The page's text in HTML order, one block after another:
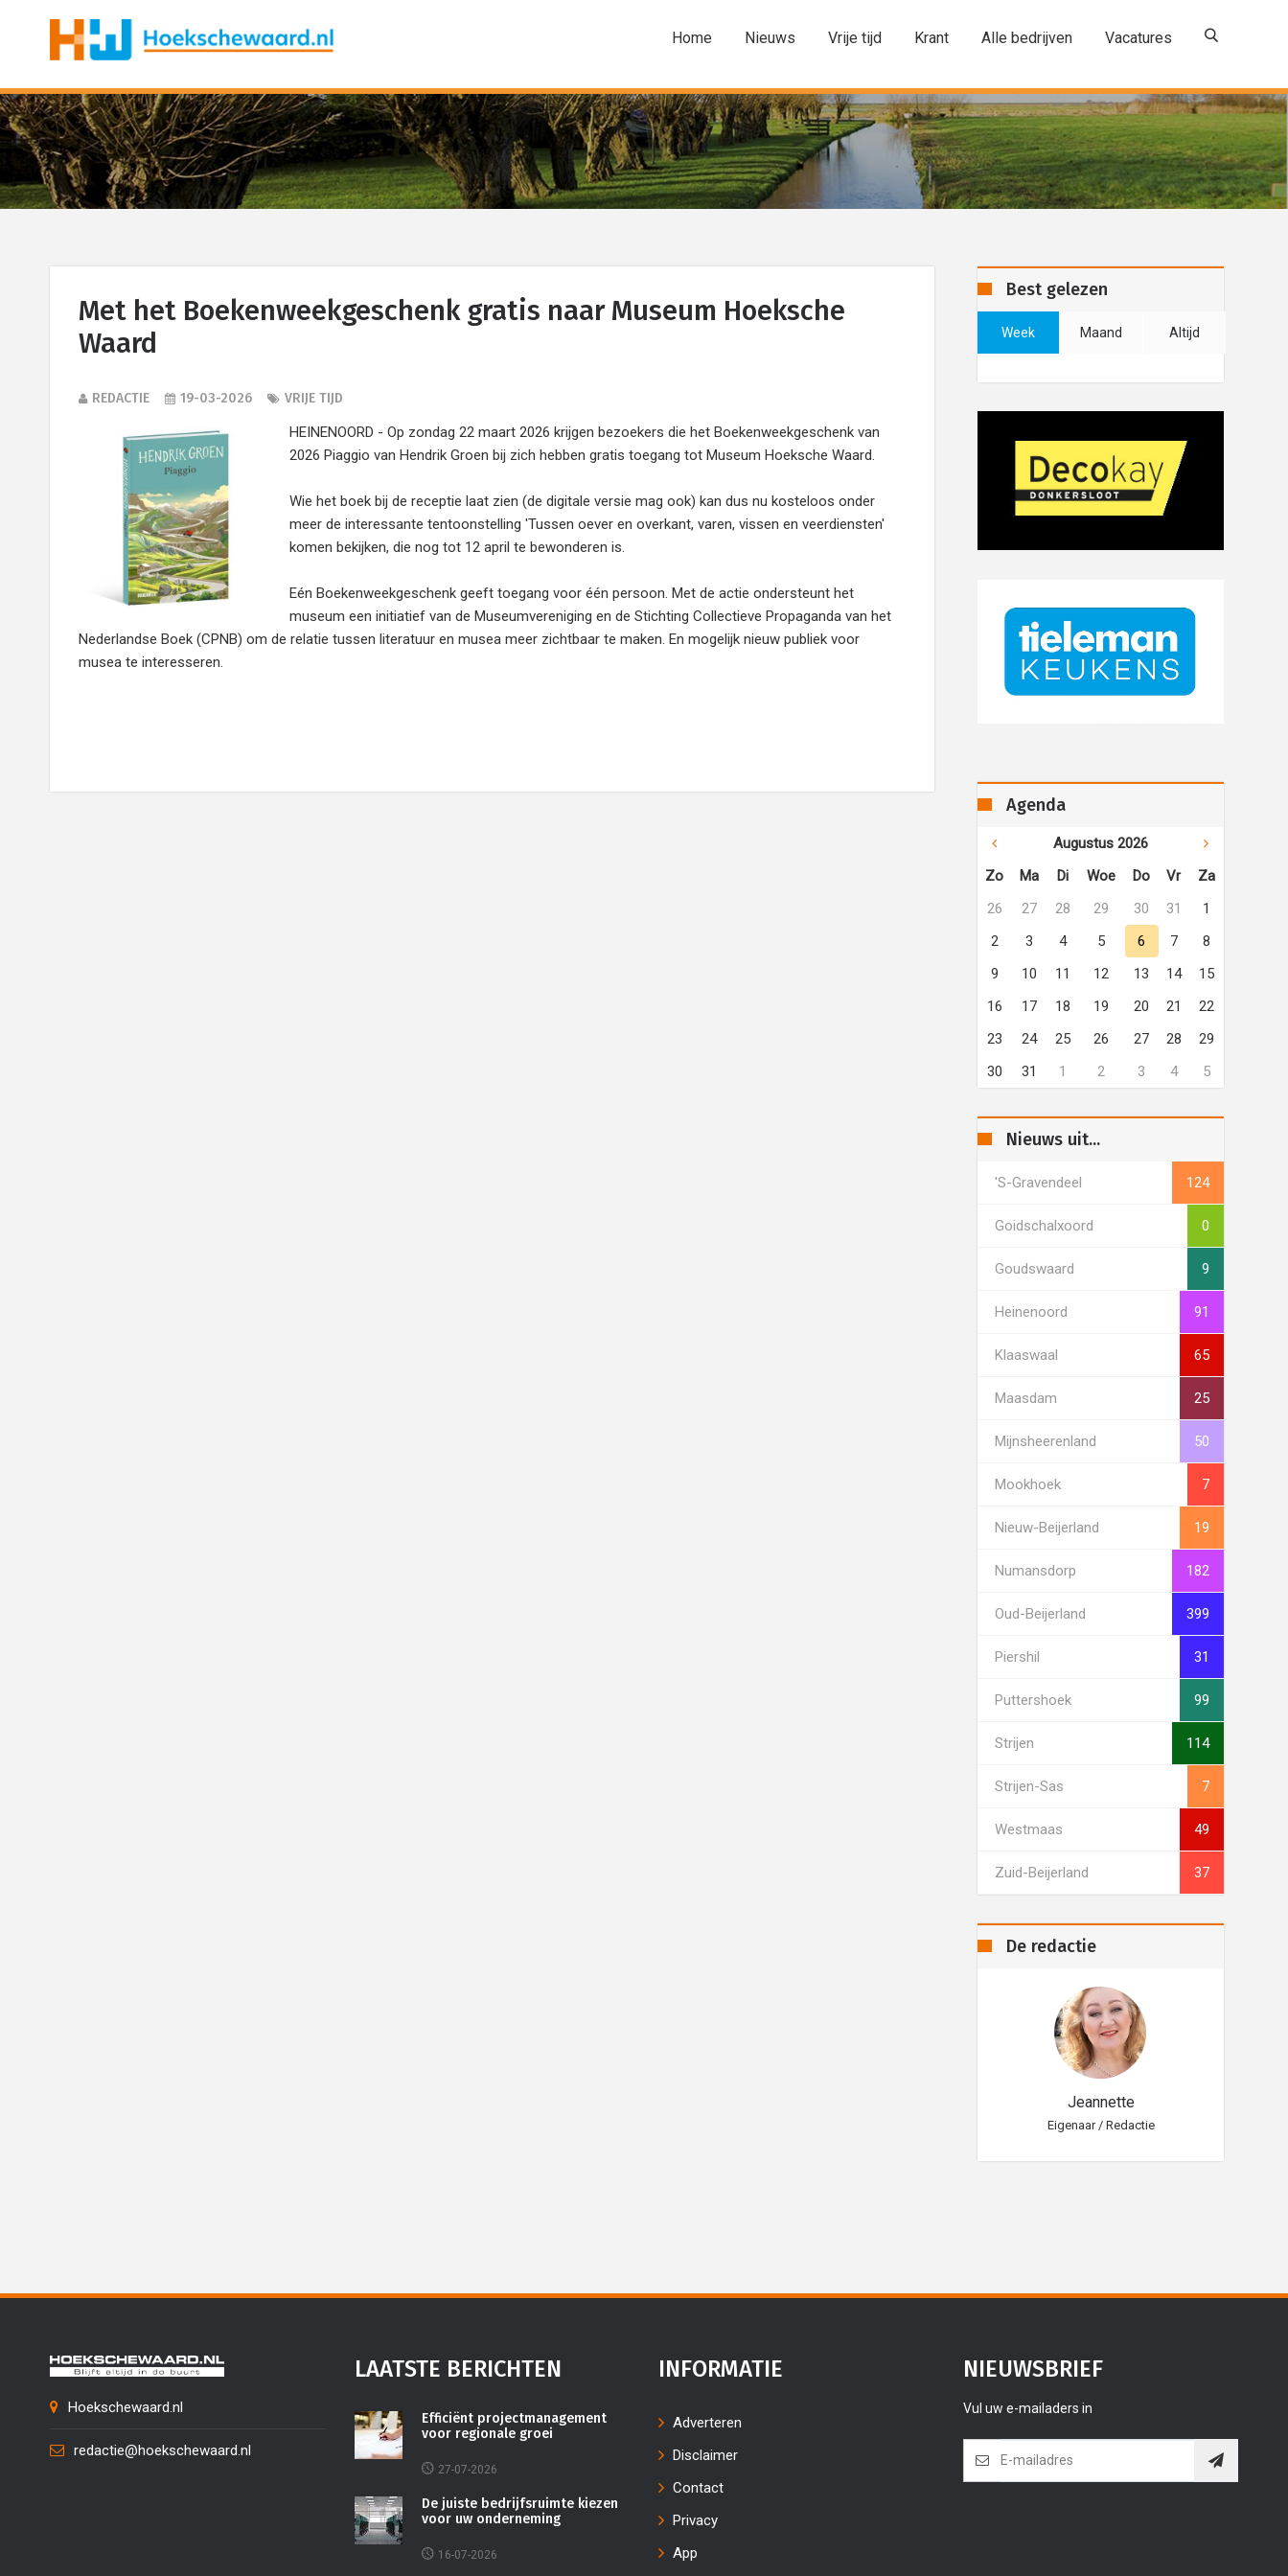
Home Nieuws Vrije tijd Krant Alle bedrijven Vacatures
Met het Boekenweekgeschenk gratis naar Museum Hoeksche
Waard
REDACTIE 19-03-2026 VRIJE TIJD
HEINENOORD - Op zondag 22 maart 2026 krijgen bezoekers die het Boekenweekgeschenk van
2026 Piaggio van Hendrik Groen bij zich hebben gratis toegang tot Museum Hoeksche Waard.
Wie het boek bij de receptie laat zien (de digitale versie mag ook) kan dus nu kosteloos onder
meer de interessante tentoonstelling 'Tussen oever en overkant, varen, vissen en veerdiensten'
komen bekijken, die nog tot 12 april te bewonderen is.
Eén Boekenweekgeschenk geeft toegang voor één persoon. Met de actie ondersteunt het
museum een initiatief van de Museumvereniging en de Stichting Collectieve Propaganda van het
Nederlandse Boek (CPNB) om de relatie tussen literatuur en musea meer zichtbaar te maken. En mogelijk nieuw publiek voor
musea te interesseren.
Best gelezen
Week Maand Altijd
Agenda
Augustus 2026
Zo
Ma Di Woe Do Vr
Za
26
27 28 29 30 31
1
2
3 4 5 6 7
8
9
10 11 12 13 14
15
16
17 18 19 20 21
22
23
24 25 26 27 28
29
30
31 1 2 3 4 5
Nieuws uit...
's-Gravendeel 124
Goidschalxoord 0
Goudswaard 9
Heinenoord 91
Klaaswaal 65
Maasdam 25
Mijnsheerenland 50
Mookhoek 7
Nieuw-Beijerland 19
Numansdorp 182
Oud-Beijerland 399
Piershil 31
Puttershoek 99
Strijen 114
Strijen-Sas 7
Westmaas 49
Zuid-Beijerland 37
De redactie
Jeannette
Eigenaar / Redactie
Hoekschewaard.nl
redactie@hoekschewaard.nl
LAATSTE BERICHTEN
Efficiënt projectmanagement
voor regionale groei
27-07-2026
De juiste bedrijfsruimte kiezen
voor uw onderneming
16-07-2026
INFORMATIE
Adverteren
Disclaimer
Contact
Privacy
App
NIEUWSBRIEF
Vul uw e-mailaders in